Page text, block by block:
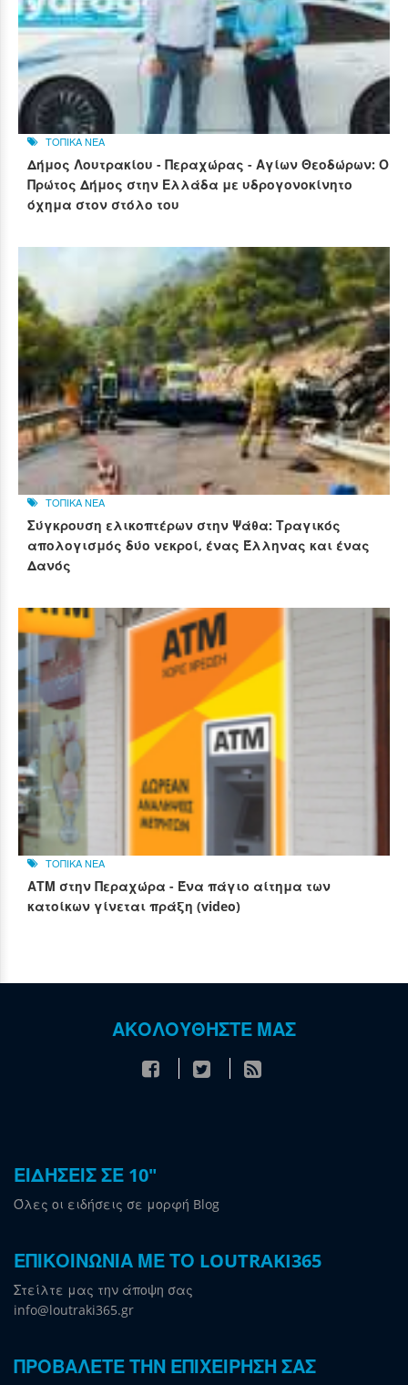
ΤΟΠΙΚΑ ΝΕΑ
Δήμος Λουτρακίου - Περαχώρας - Αγίων Θεοδώρων: Ο
Πρώτος Δήμος στην Ελλάδα με υδρογονοκίνητο
όχημα στον στόλο του
ΤΟΠΙΚΑ ΝΕΑ
Σύγκρουση ελικοπτέρων στην Ψάθα: Τραγικός
απολογισμός δύο νεκροί, ένας Έλληνας και ένας
Δανός
ΤΟΠΙΚΑ ΝΕΑ
ΑΤΜ στην Περαχώρα - Ένα πάγιο αίτημα των
κατοίκων γίνεται πράξη (video)
ΑΚΟΛΟΥΘΗΣΤΕ ΜΑΣ
ΕΙΔΗΣΕΙΣ ΣΕ 10"
Όλες οι ειδήσεις σε μορφή Blog
ΕΠΙΚΟΙΝΩΝΙΑ ΜΕ ΤΟ LOUTRAKI365
Στείλτε μας την άποψη σας
info@loutraki365.gr
ΠΡΟΒΑΛΕΤΕ ΤΗΝ ΕΠΙΧΕΙΡΗΣΗ ΣΑΣ